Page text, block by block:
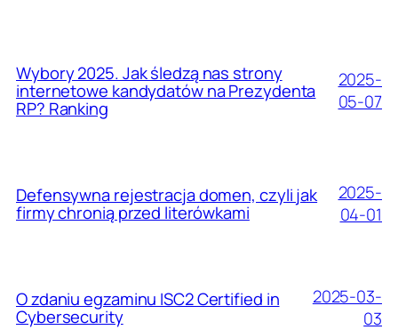
Wybory 2025. Jak śledzą nas strony
internetowe kandydatów na Prezydenta
RP? Ranking
2025-
05-07
Defensywna rejestracja domen, czyli jak
firmy chronią przed literówkami
2025-
04-01
O zdaniu egzaminu ISC2 Certified in
Cybersecurity
2025-03-
03